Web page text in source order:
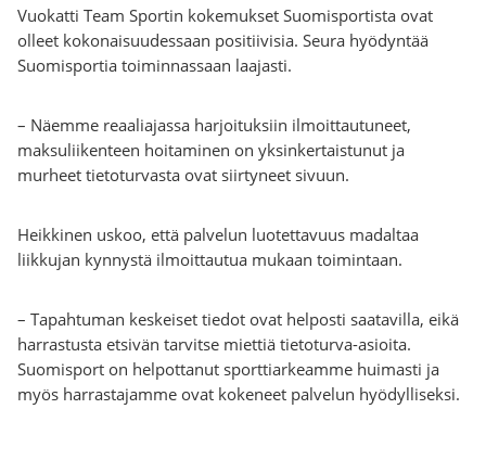
Vuokatti Team Sportin kokemukset Suomisportista ovat
olleet kokonaisuudessaan positiivisia. Seura hyödyntää
Suomisportia toiminnassaan laajasti.
– Näemme reaaliajassa harjoituksiin ilmoittautuneet,
maksuliikenteen hoitaminen on yksinkertaistunut ja
murheet tietoturvasta ovat siirtyneet sivuun.
Heikkinen uskoo, että palvelun luotettavuus madaltaa
liikkujan kynnystä ilmoittautua mukaan toimintaan.
– Tapahtuman keskeiset tiedot ovat helposti saatavilla, eikä
harrastusta etsivän tarvitse miettiä tietoturva-asioita.
Suomisport on helpottanut sporttiarkeamme huimasti ja
myös harrastajamme ovat kokeneet palvelun hyödylliseksi.